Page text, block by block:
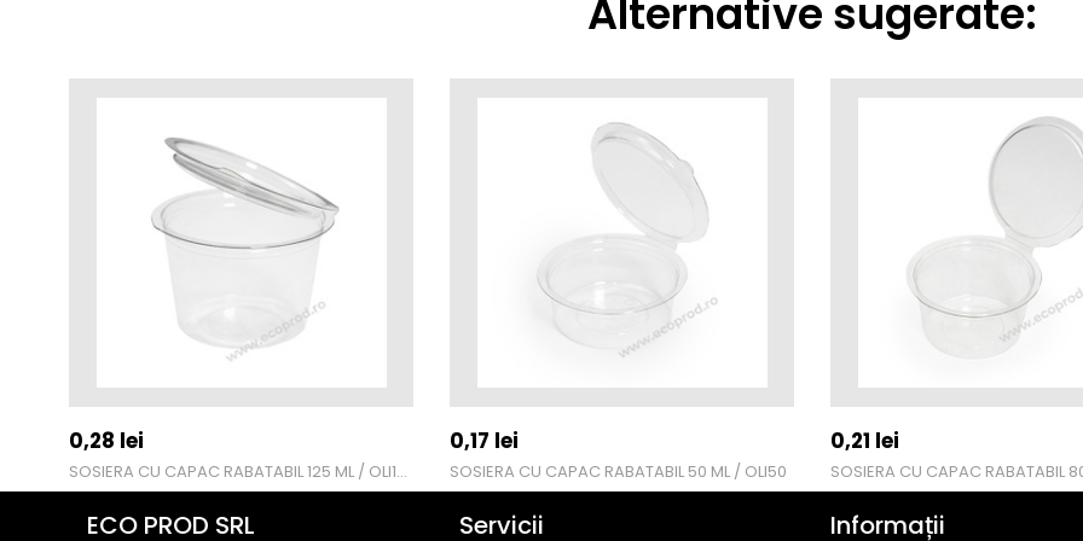
Alternative sugerate:
0,28 lei
SOSIERA CU CAPAC RABATABIL 125 ML / OLI125
0,17 lei
SOSIERA CU CAPAC RABATABIL 50 ML / OLI50
0,21 lei
SOSIERA CU CAPAC RABATABIL
ECO PROD SRL Servicii Informații